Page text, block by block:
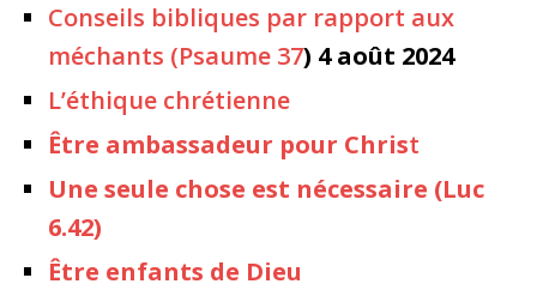
Conseils bibliques par rapport aux
méchants (Psaume 37) 4 août 2024
L’éthique chrétienne
Être ambassadeur pour Christ
Une seule chose est nécessaire (Luc
6.42)
Être enfants de Dieu